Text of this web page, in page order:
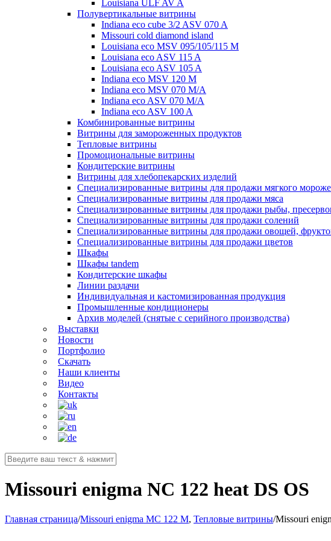
Louisiana ULF AV A
Полувертикальные витрины
Indiana eco cube 3/2 ASV 070 A
Missouri cold diamond island
Louisiana eco MSV 095/105/115 M
Louisiana eco ASV 115 A
Louisiana eco ASV 105 A
Indiana eco MSV 120 M
Indiana eco MSV 070 M/A
Indiana eco ASV 070 M/A
Indiana eco ASV 100 A
Комбинированные витрины
Витрины для замороженных продуктов
Тепловые витрины
Промоциональные витрины
Кондитерские витрины
Витрины для хлебопекарских изделий
Специализированные витрины для продажи мягкого
Специализированные витрины для продажи мяса
Специализированные витрины для продажи рыбы,
Специализированные витрины для продажи солений
Специализированные витрины для продажи овощей,
Специализированные витрины для продажи цветов
Шкафы
Шкафы tandem
Кондитерские шкафы
Линии раздачи
Индивидуальная и кастомизированная продукция
Промышленные кондиционеры
Архив моделей (снятые с серийного производства)
Выставки
Новости
Портфолио
Скачать
Наши клиенты
Видео
Контакты
Missouri enigma NC 122 heat DS OS
Главная страница/Missouri enigma MC 122 M, Тепловые витрины/Missouri